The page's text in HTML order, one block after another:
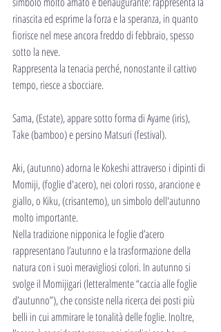
rinascita ed esprime la forza e la speranza, in quanto
fiorisce nel mese ancora freddo di febbraio, spesso
sotto la neve.
Rappresenta la tenacia perché, nonostante il cattivo
tempo, riesce a sbocciare.
Sama, (Estate), appare sotto forma di Ayame (iris),
Take (bamboo) e persino Matsuri (festival).
Aki, (autunno) adorna le Kokeshi attraverso i dipinti di
Momiji, (foglie d'acero), nei colori rosso, arancione e
giallo, o Kiku, (crisantemo), un simbolo dell'autunno
molto importante.
Nella tradizione nipponica le foglie d’acero
rappresentano l’autunno e la trasformazione della
natura con i suoi meravigliosi colori. In autunno si
svolge il Momijigari (letteralmente “caccia alle foglie
d’autunno”), che consiste nella ricerca dei posti più
belli in cui ammirare le tonalità delle foglie. Inoltre,